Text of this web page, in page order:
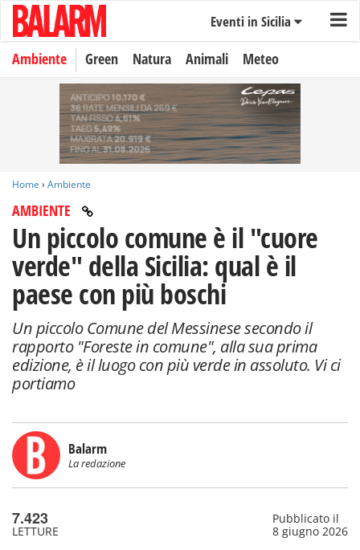
Eventi in Sicilia
Ambiente Green Natura Animali Meteo
Home › Ambiente
AMBIENTE
Un piccolo comune è il "cuore
verde" della Sicilia: qual è il
paese con più boschi
Un piccolo Comune del Messinese secondo il
rapporto "Foreste in comune", alla sua prima
edizione, è il luogo con più verde in assoluto. Vi ci
portiamo
Balarm
La redazione
7.423
LETTURE
Pubblicato il
8 giugno 2026